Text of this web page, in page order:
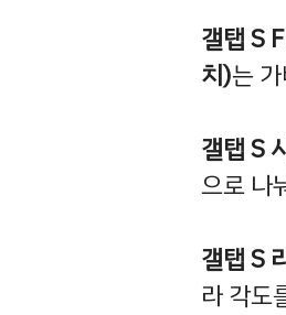
갤탭 S
치)는
갤탭 S
으로 나
갤탭 S
라 각도